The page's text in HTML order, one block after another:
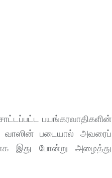
பயங்கரவாதிகளின்
வாஸின் படையால் அவரைப்
இது போன்று அழைத்து